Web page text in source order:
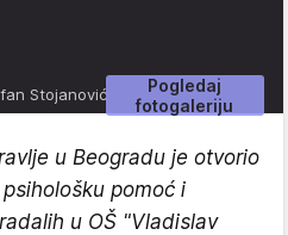
Pogledaj
fotogaleriju
Stojanović
u Beogradu je otvorio
pomoć i
u OŠ "Vladislav